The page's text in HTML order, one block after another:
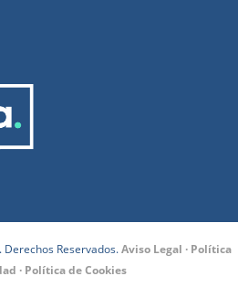
Reservados.Aviso Legal · Política
· Política de Cookies